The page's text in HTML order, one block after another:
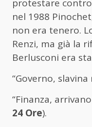
protestare contro
nel 1988
non era tenero.
Renzi, ma già la
Berlusconi era
“Governo,
“Finanza,
24 Ore).